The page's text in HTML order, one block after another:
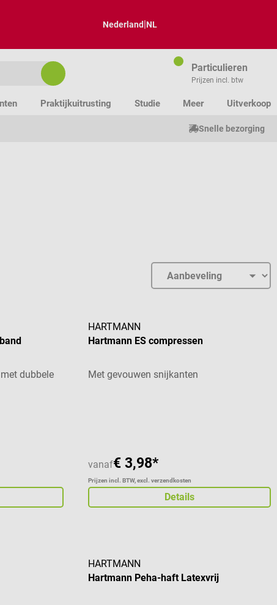
Nederland|NL
Particulieren
Prijzen incl. btw
Praktijkuitrusting Studie Meer Uitverkoop
Snelle bezorging
dubbele
HARTMANN
Hartmann ES compressen
Met gevouwen snijkanten
vanaf€ 3,98*
Prijzen incl. BTW, excl. verzendkosten
Details
HARTMANN
Hartmann Peha-haft Latexvrij